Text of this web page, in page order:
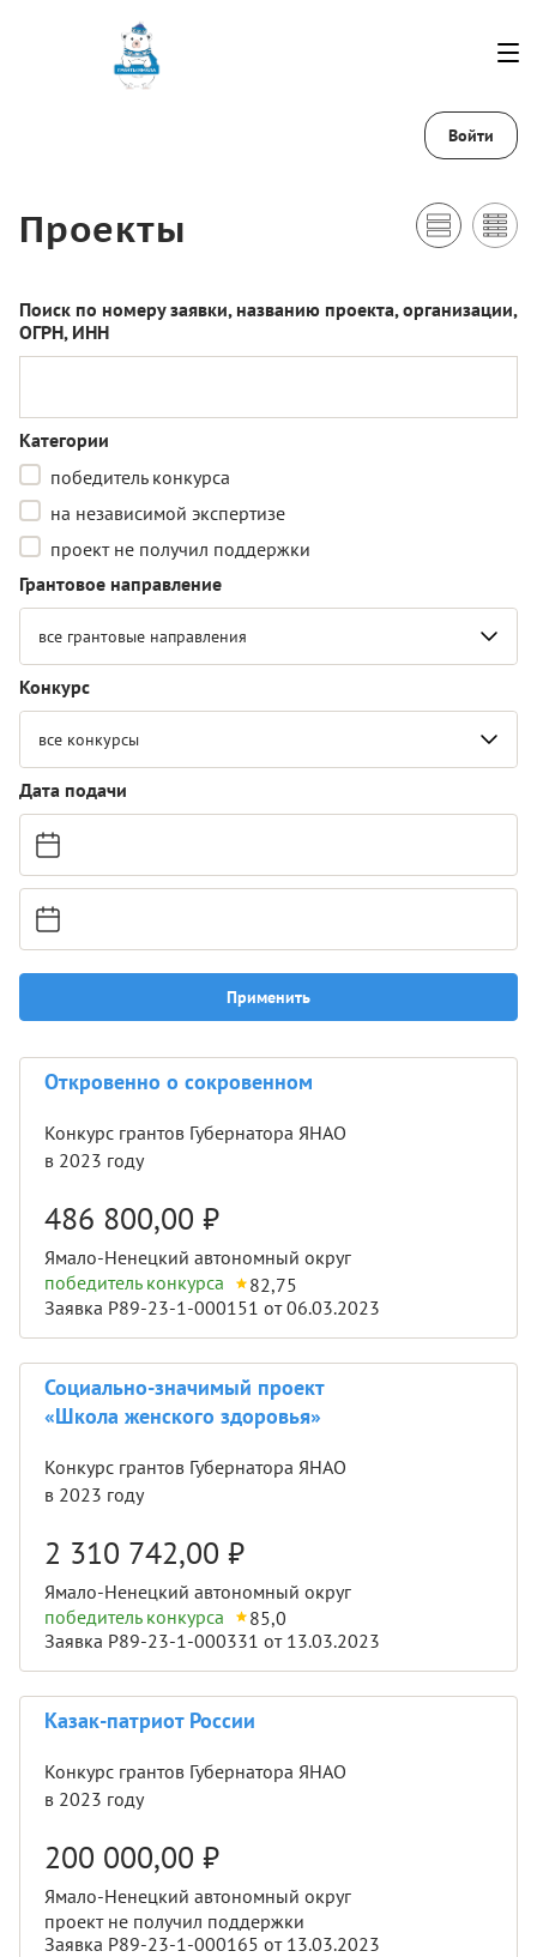
Войти
Проекты
Поиск по номеру заявки, названию проекта, организации,
ОГРН, ИНН
Категории
победитель конкурса
на независимой экспертизе
проект не получил поддержки
Грантовое направление
все грантовые направления
Конкурс
все конкурсы
Дата подачи
Применить
Откровенно о сокровенном
Конкурс грантов Губернатора ЯНАО
в 2023 году
486 800,00 ₽
Ямало-Ненецкий автономный округ
победитель конкурса
82,75
Заявка Р89-23-1-000151 от 06.03.2023
Социально-значимый проект
«Школа женского здоровья»
Конкурс грантов Губернатора ЯНАО
в 2023 году
2 310 742,00 ₽
Ямало-Ненецкий автономный округ
победитель конкурса
85,0
Заявка Р89-23-1-000331 от 13.03.2023
Казак-патриот России
Конкурс грантов Губернатора ЯНАО
в 2023 году
200 000,00 ₽
Ямало-Ненецкий автономный округ
проект не получил поддержки
Заявка Р89-23-1-000165 от 13.03.2023